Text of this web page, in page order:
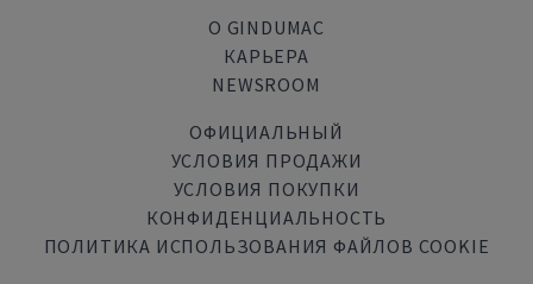
О GINDUMAC
КАРЬЕРА
NEWSROOM
ОФИЦИАЛЬНЫЙ
УСЛОВИЯ ПРОДАЖИ
УСЛОВИЯ ПОКУПКИ
КОНФИДЕНЦИАЛЬНОСТЬ
ПОЛИТИКА ИСПОЛЬЗОВАНИЯ ФАЙЛОВ COOKIE